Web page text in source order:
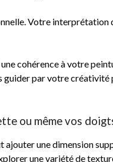
Votre interprétation
cohérence à votre
par votre
ou même vos
une dimension
une variété de